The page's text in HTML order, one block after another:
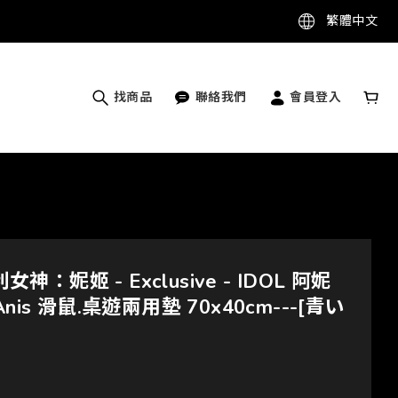
繁體中文
找商品 聯絡我們 會員登入
女神：妮姬 - Exclusive - IDOL 阿妮
滑鼠.桌遊兩用墊 70x40cm---[青い